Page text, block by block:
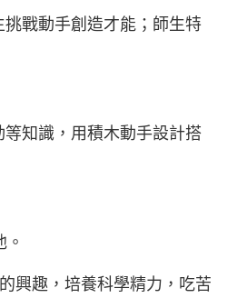
戰動手創造才能；師生特
知識，用積木動手設計搭
興趣，培養科學精力，吃苦